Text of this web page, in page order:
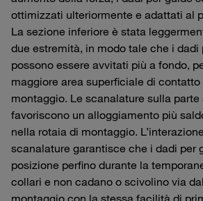
ottimizzati ulteriormente e adattati al
La sezione inferiore è stata
due estremità, in modo tale che i dadi
possono essere avvitati più a fondo,
maggiore area superficiale di
montaggio. Le scanalature sulla parte
favoriscono un alloggiamento più
nella rotaia di montaggio.
scanalature garantisce che i dadi per
posizione perfino durante la
collari e non cadano o scivolino via
montaggio con la stessa facilità di